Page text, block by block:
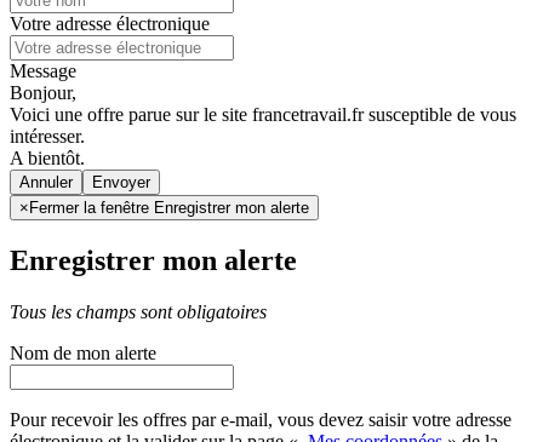
Votre adresse électronique
Message
Bonjour,
Voici une offre parue sur le site francetravail.fr susceptible de vous
intéresser.
A bientôt.
Annuler
× Fermer la fenêtre Enregistrer mon alerte
Enregistrer mon alerte
Tous les champs sont obligatoires
Nom de mon alerte
Pour recevoir les offres par e-mail, vous devez saisir votre adresse